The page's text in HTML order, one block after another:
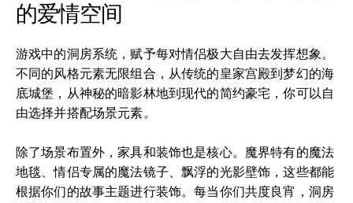
的爱情空间
游戏中的洞房系统，赋予每对情侣极大自由去发挥想象。
不同的风格元素无限组合，从传统的皇家宫殿到梦幻的海
底城堡，从神秘的暗影林地到现代的简约豪宅，你可以自
由选择并搭配场景元素。
除了场景布置外，家具和装饰也是核心。魔界特有的魔法
地毯、情侣专属的魔法镜子、飘浮的光影壁饰，这些都能
根据你们的故事主题进行装饰。每当你们共度良宵，洞房